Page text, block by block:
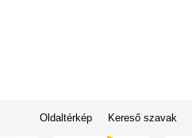
Oldaltérkép Kereső szavak